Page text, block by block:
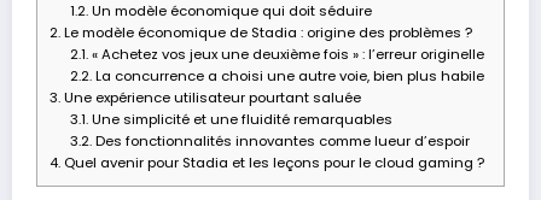
1.2.Un modèle économique qui doit séduire
2.Le modèle économique de Stadia : origine des problèmes ?
2.1.« Achetez vos jeux une deuxième fois » : l’erreur originelle
2.2.La concurrence a choisi une autre voie, bien plus habile
3.Une expérience utilisateur pourtant saluée
3.1.Une simplicité et une fluidité remarquables
3.2.Des fonctionnalités innovantes comme lueur d’espoir
4. Quel avenir pour Stadia et les leçons pour le cloud gaming ?